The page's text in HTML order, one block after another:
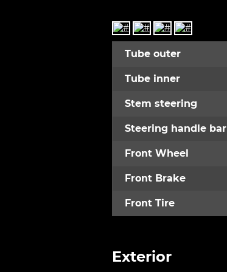
Tube outer
Tube inner
Stem steering
Steering handle bar
Front Wheel
Front Brake
Front Tire
Exterior